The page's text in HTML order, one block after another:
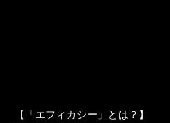
【「エフィカシー」とは？】